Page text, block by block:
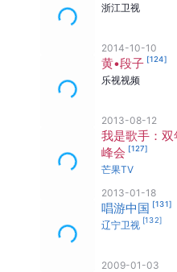
浙江卫视
2014-10-10
黄•段子 [124]
乐视视频
2013-08-12
我是歌手：双
峰会 [127]
芒果TV
2013-01-18
唱游中国 [131]
辽宁卫视 [132]
2009-01-03